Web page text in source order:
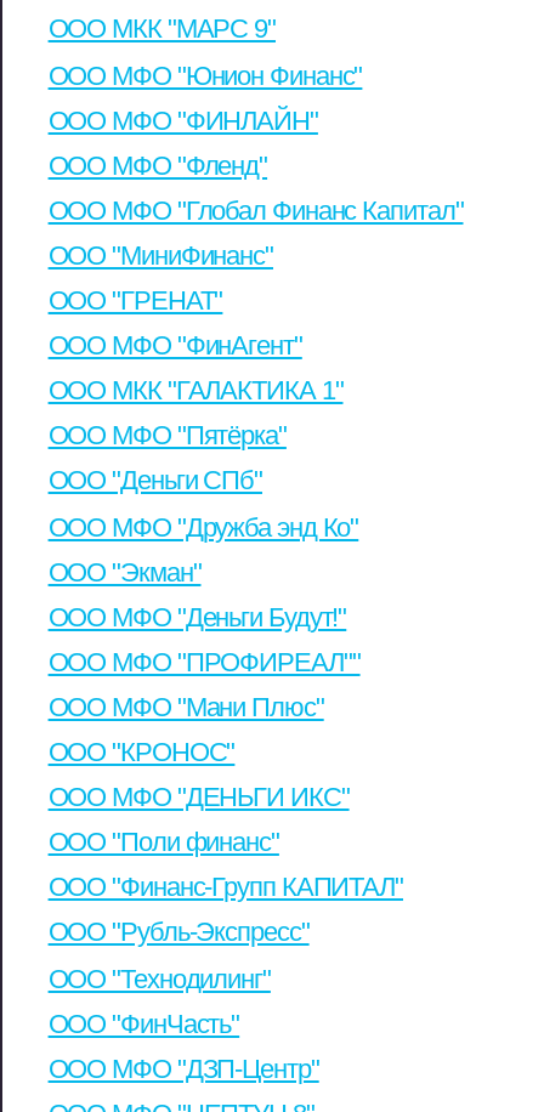
ООО МКК "МАРС 9"
ООО МФО "Юнион Финанс"
ООО МФО "ФИНЛАЙН"
ООО МФО "Фленд"
ООО МФО "Глобал Финанс Капитал"
ООО "МиниФинанс"
ООО "ГРЕНАТ"
ООО МФО "ФинАгент"
ООО МКК "ГАЛАКТИКА 1"
ООО МФО "Пятёрка"
ООО "Деньги СПб"
ООО МФО "Дружба энд Ко"
ООО "Экман"
ООО МФО "Деньги Будут!"
ООО МФО "ПРОФИРЕАЛ""
ООО МФО "Мани Плюс"
ООО "КРОНОС"
ООО МФО "ДЕНЬГИ ИКС"
ООО "Поли финанс"
ООО "Финанс-Групп КАПИТАЛ"
ООО "Рубль-Экспресс"
ООО "Технодилинг"
ООО "ФинЧасть"
ООО МФО "ДЗП-Центр"